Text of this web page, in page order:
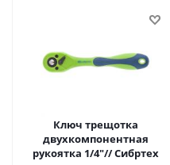
Ключ трещотка
двухкомпонентная
рукоятка 1/4"// Сибртех